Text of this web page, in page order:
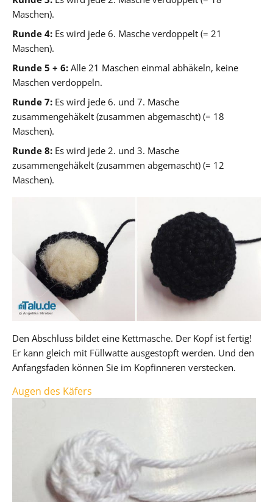
Maschen).
Runde 4: Es wird jede 6. Masche verdoppelt (= 21
Maschen).
Runde 5 + 6: Alle 21 Maschen einmal abhäkeln, keine
Maschen verdoppeln.
Runde 7: Es wird jede 6. und 7. Masche
zusammengehäkelt (zusammen abgemascht) (= 18
Maschen).
Runde 8: Es wird jede 2. und 3. Masche
zusammengehäkelt (zusammen abgemascht) (= 12
Maschen).
Den Abschluss bildet eine Kettmasche. Der Kopf ist fertig!
Er kann gleich mit Füllwatte ausgestopft werden. Und den
Anfangsfaden können Sie im Kopfinneren verstecken.
Augen des Käfers